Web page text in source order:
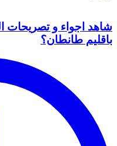
شاهد اجواء و
باقليم طانطان؟